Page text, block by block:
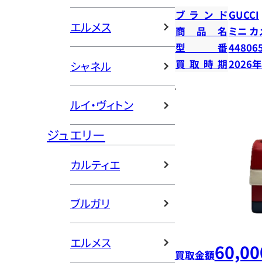
エルメス
シャネル
ルイ・ヴィトン
ジュエリー
カルティエ
ブルガリ
エルメス
ブランドGUCCI
商品名 ミニ カ
型番
買取時期2026
買取金額